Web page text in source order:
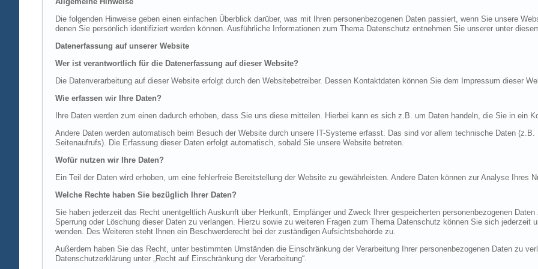
Die folgenden Hinweise geben einen einfachen Überblick darüber, was mit Ihren personenbezogenen Daten passiert, wenn Sie unsere
denen Sie persönlich identifiziert werden können. Ausführliche Informationen zum Thema Datenschutz entnehmen Sie unserer unter
Datenerfassung auf unserer Website
Wer ist verantwortlich für die Datenerfassung auf dieser Website?
Die Datenverarbeitung auf dieser Website erfolgt durch den Websitebetreiber. Dessen Kontaktdaten können Sie dem Impressum dieser
Wie erfassen wir Ihre Daten?
Ihre Daten werden zum einen dadurch erhoben, dass Sie uns diese mitteilen. Hierbei kann es sich z.B. um Daten handeln, die Sie in ein
Andere Daten werden automatisch beim Besuch der Website durch unsere IT-Systeme erfasst. Das sind vor allem technische Daten
Seitenaufrufs). Die Erfassung dieser Daten erfolgt automatisch, sobald Sie unsere Website betreten.
Wofür nutzen wir Ihre Daten?
Ein Teil der Daten wird erhoben, um eine fehlerfreie Bereitstellung der Website zu gewährleisten. Andere Daten können zur Analyse Ihres
Welche Rechte haben Sie bezüglich Ihrer Daten?
Sie haben jederzeit das Recht unentgeltlich Auskunft über Herkunft, Empfänger und Zweck Ihrer gespeicherten personenbezogenen
Sperrung oder Löschung dieser Daten zu verlangen. Hierzu sowie zu weiteren Fragen zum Thema Datenschutz können Sie sich jederzeit
wenden. Des Weiteren steht Ihnen ein Beschwerderecht bei der zuständigen Aufsichtsbehörde zu.
Außerdem haben Sie das Recht, unter bestimmten Umständen die Einschränkung der Verarbeitung Ihrer personenbezogenen Daten zu
Datenschutzerklärung unter „Recht auf Einschränkung der Verarbeitung“.